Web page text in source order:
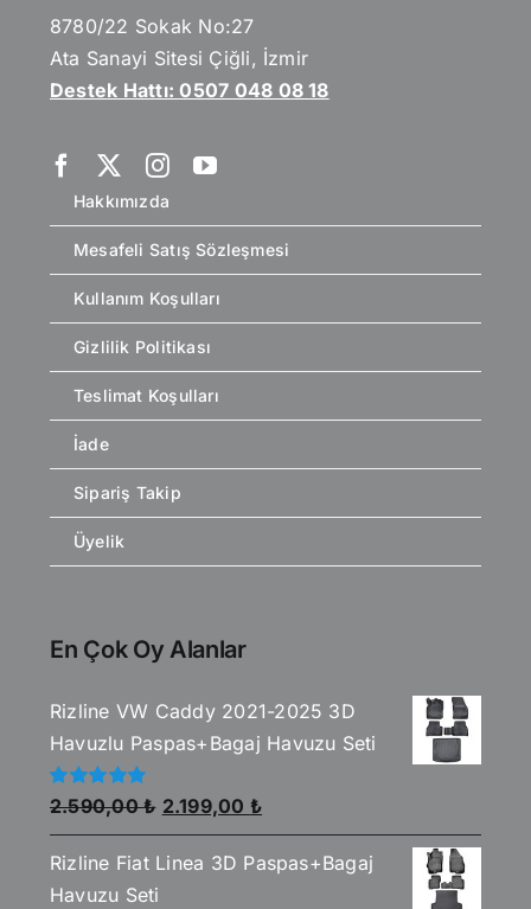
8780/22 Sokak No:27
Ata Sanayi Sitesi Çiğli, İzmir
Destek Hattı: 0507 048 08 18
Hakkımızda
Mesafeli Satış Sözleşmesi
Kullanım Koşulları
Gizlilik Politikası
Teslimat Koşulları
İade
Sipariş Takip
Üyelik
En Çok Oy Alanlar
Rizline VW Caddy 2021-2025 3D
Havuzlu Paspas+Bagaj Havuzu Seti
5
üzerinden
5.00oy aldı
2.590,00₺ Orijinal
fiyat:
2.590,00 ₺.
2.199,00 ₺Şu
andaki
fiyat:
Rizline Fiat Linea 3D Paspas+Bagaj
Havuzu Seti